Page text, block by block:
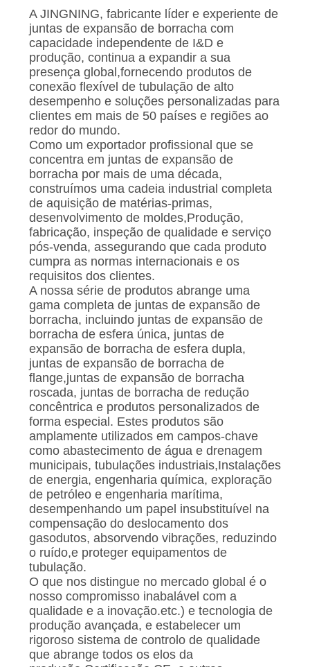
UMAS
CITAÇÕES
MAPA
DO
SITE
POLÍTICA
PRIVACIDADE
A JINGNING, fabricante líder e experiente de
juntas de expansão de borracha com
capacidade independente de I&D e
produção, continua a expandir a sua
presença global,fornecendo produtos de
conexão flexível de tubulação de alto
desempenho e soluções personalizadas para
clientes em mais de 50 países e regiões ao
redor do mundo.
Como um exportador profissional que se
concentra em juntas de expansão de
borracha por mais de uma década,
construímos uma cadeia industrial completa
de aquisição de matérias-primas,
desenvolvimento de moldes,Produção,
fabricação, inspeção de qualidade e serviço
pós-venda, assegurando que cada produto
cumpra as normas internacionais e os
requisitos dos clientes.
A nossa série de produtos abrange uma
gama completa de juntas de expansão de
borracha, incluindo juntas de expansão de
borracha de esfera única, juntas de
expansão de borracha de esfera dupla,
juntas de expansão de borracha de
flange,juntas de expansão de borracha
roscada, juntas de borracha de redução
concêntrica e produtos personalizados de
forma especial. Estes produtos são
amplamente utilizados em campos-chave
como abastecimento de água e drenagem
municipais, tubulações industriais,Instalações
de energia, engenharia química, exploração
de petróleo e engenharia marítima,
desempenhando um papel insubstituível na
compensação do deslocamento dos
gasodutos, absorvendo vibrações, reduzindo
o ruído,e proteger equipamentos de
tubulação.
O que nos distingue no mercado global é o
nosso compromisso inabalável com a
qualidade e a inovação.etc.) e tecnologia de
produção avançada, e estabelecer um
rigoroso sistema de controlo de qualidade
que abrange todos os elos da